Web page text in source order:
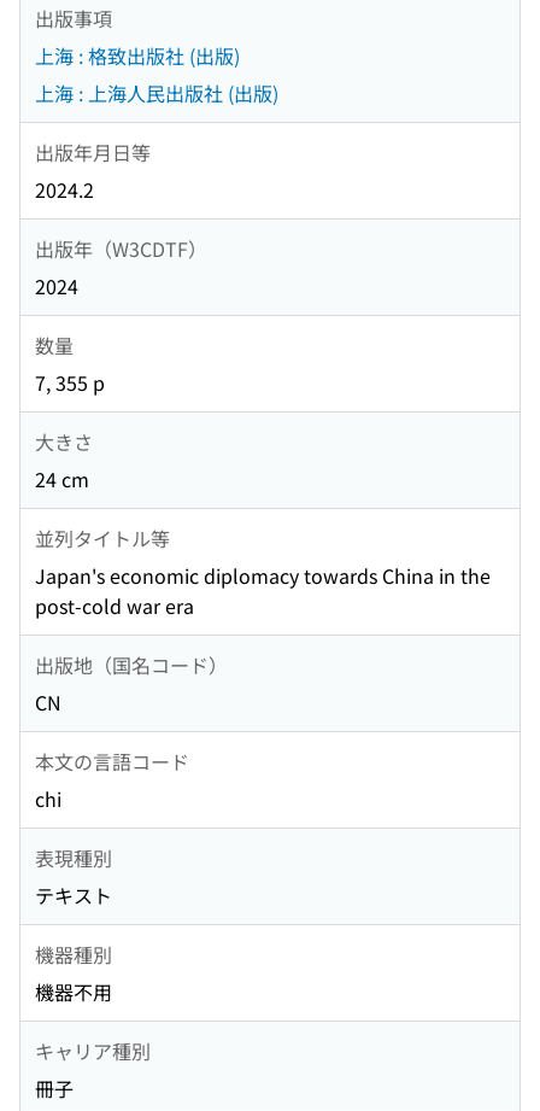
出版事項
上海 : 格致出版社 (出版)
上海 : 上海人民出版社 (出版)
出版年月日等
2024.2
出版年（W3CDTF）
2024
数量
7, 355 p
大きさ
24 cm
並列タイトル等
Japan's economic diplomacy towards China in the
post-cold war era
出版地（国名コード）
CN
本文の言語コード
chi
表現種別
テキスト
機器種別
機器不用
キャリア種別
冊子